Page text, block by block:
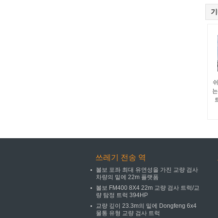
쓰레기 전송 역
볼보 포좌 최대 유연성을 가진 교량 검사
차량의 밑에 22m 플랫폼
볼보 FM400 8X4 22m 교량 검사 트럭/교
량 탐정 트럭 394HP
교량 깊이 23.3m의 밑에 Dongfeng 6x4
물통 유형 교량 검사 트럭